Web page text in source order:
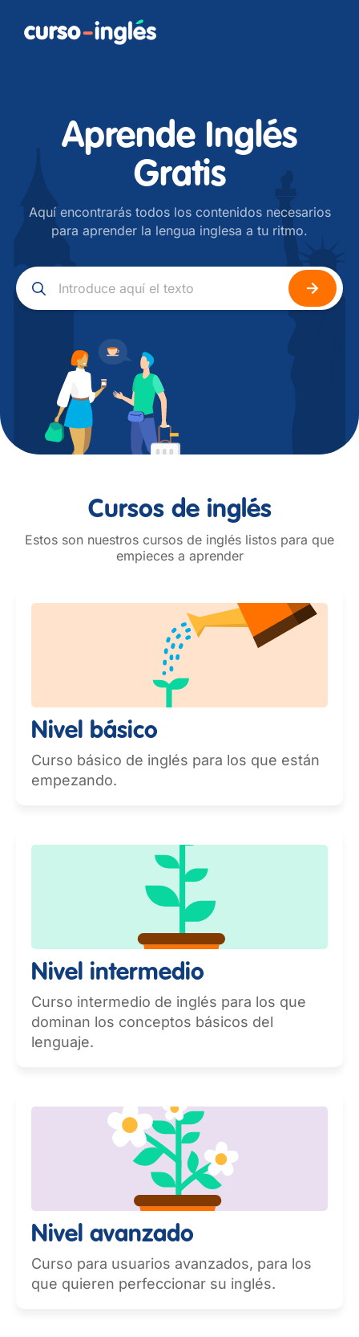
Aprende Inglés
Gratis
Aquí encontrarás todos los contenidos necesarios
para aprender la lengua inglesa a tu ritmo.
Cursos de inglés
Estos son nuestros cursos de inglés listos para que
empieces a aprender
Nivel básico
Curso básico de inglés para los que están
empezando.
Nivel intermedio
Curso intermedio de inglés para los que
dominan los conceptos básicos del
lenguaje.
Nivel avanzado
Curso para usuarios avanzados, para los
que quieren perfeccionar su inglés.